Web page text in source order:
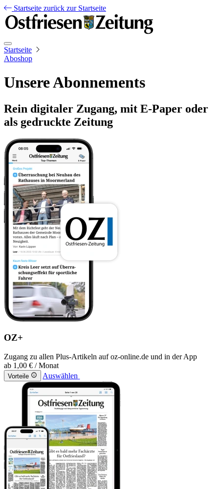
Startseite zurück zur Startseite
Startseite
Aboshop
Unsere Abonnements
Rein digitaler Zugang, mit E-Paper oder
als gedruckte Zeitung
OZ+
Zugang zu allen Plus-Artikeln auf oz-online.de und in der App
ab 1,00 € / Monat
Vorteile Auswählen